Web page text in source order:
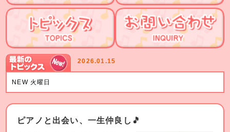
2026.01.15
NEW 火曜日
ピアノと出会い、一生仲良し🎵